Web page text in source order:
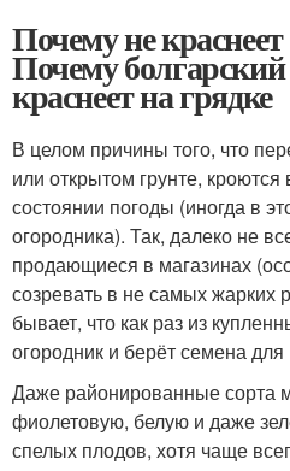
Почему не
Почему болгарский
краснеет на грядке
В целом причины того, что
или открытом грунте,
состоянии погоды (иногда в
огородника). Так, далеко не
продающиеся в магазинах
созревать в не самых жарких
бывает, что как раз из
огородник и берёт семена для
Даже районированные сорта
фиолетовую, белую и даже
спелых плодов, хотя чаще